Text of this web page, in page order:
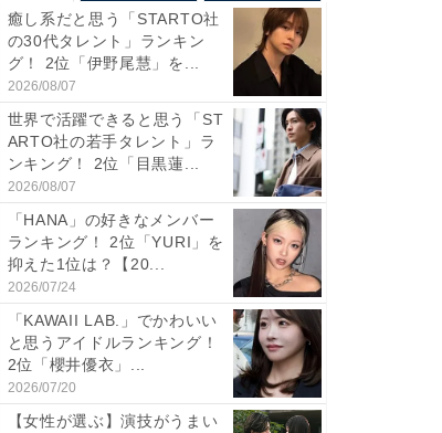
癒し系だと思う「STARTO社
の30代タレント」ランキン
グ！ 2位「伊野尾慧」を...
2026/08/07
世界で活躍できると思う「ST
ARTO社の若手タレント」ラ
ンキング！ 2位「目黒蓮...
2026/08/07
「HANA」の好きなメンバー
ランキング！ 2位「YURI」を
抑えた1位は？【20...
2026/07/24
「KAWAII LAB.」でかわいい
と思うアイドルランキング！
2位「櫻井優衣」...
2026/07/20
【女性が選ぶ】演技がうまい